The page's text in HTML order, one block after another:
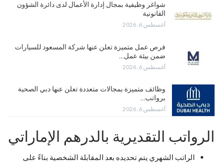
شواغر وظيفية بمجال إدارة الأعمال لدى دائرة الشؤون
القانونية
أغسطس 6, 2026
فرص عمل متميزة تعلن عنها شركة المسعود للسيارات
ضمن بيئة عمل…
أغسطس 6, 2026
وظائف متميزة بمجالات متعددة تعلن عنها دبي الصحية
برواتب…
أغسطس 6, 2026
الرواتب التقديرية بالدرهم الإماراتي
الراتب الشهري يتم تحديده بعد المقابلة الشخصية بناءً على